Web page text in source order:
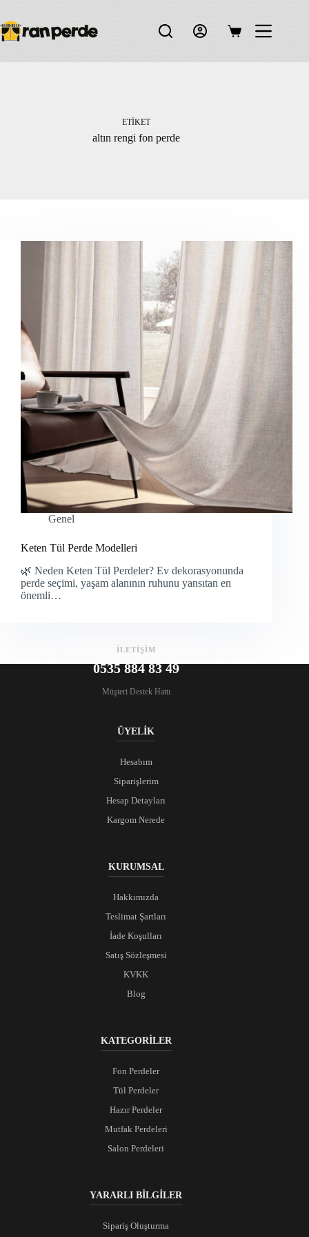
content
Shopping
ETIKET
altın rengi fon perde
Genel
Keten Tül Perde Modelleri
🌿 Neden Keten Tül Perdeler? Ev dekorasyonunda
perde seçimi, yaşam alanının ruhunu yansıtan en
önemli…
İLETİŞİM
0535 884 83 49
Müşteri Destek Hattı
ÜYELİK
Hesabım
Siparişlerim
Hesap Detayları
Kargom Nerede
KURUMSAL
Hakkımızda
Teslimat Şartları
İade Koşulları
Satış Sözleşmesi
KVKK
Blog
KATEGORİLER
Fon Perdeler
Tül Perdeler
Hazır Perdeler
Mutfak Perdeleri
Salon Perdeleri
YARARLI BİLGİLER
Sipariş Oluşturma